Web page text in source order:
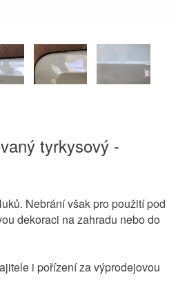
tyrkysový -
Nebrání však pro použití pod
dekoraci na zahradu nebo do
i pořízení za výprodejovou